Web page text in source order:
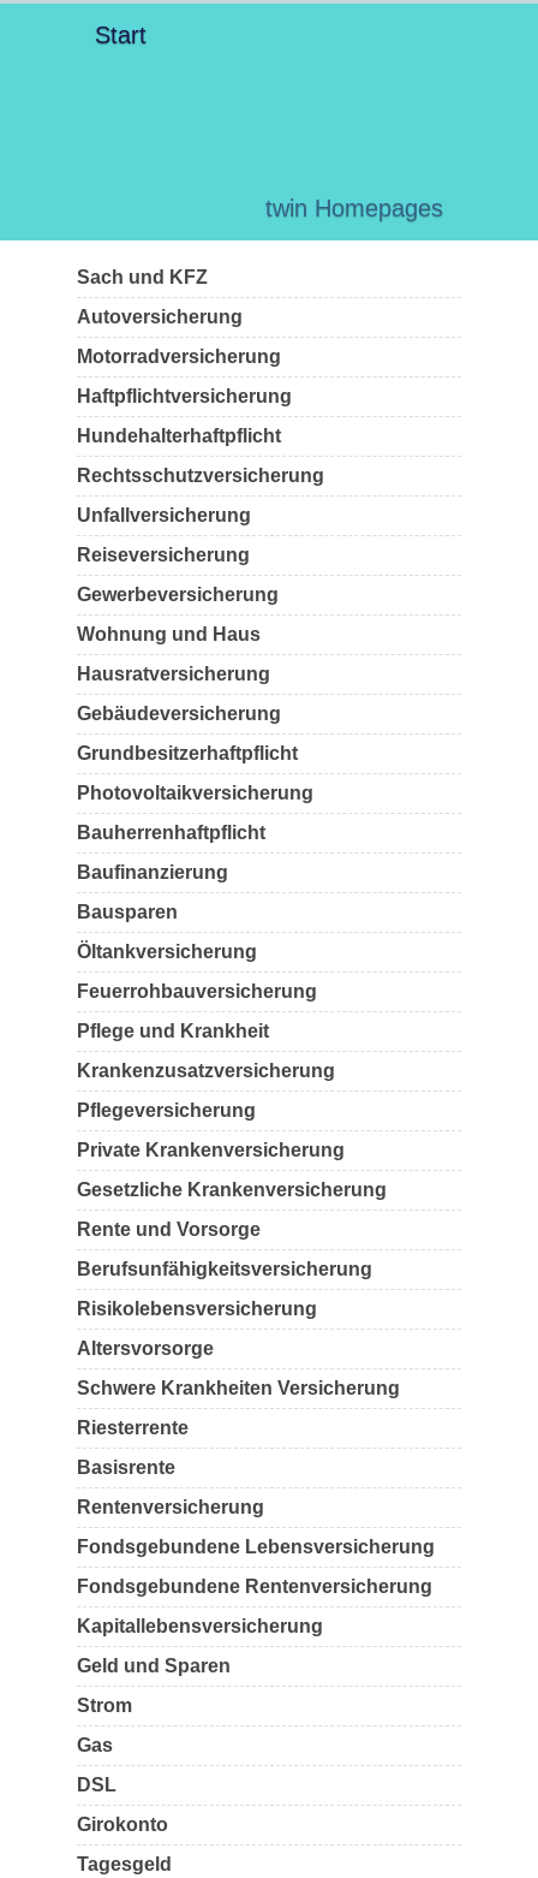
Start
twin Homepages
Sach und KFZ
Autoversicherung
Motorradversicherung
Haftpflichtversicherung
Hundehalterhaftpflicht
Rechtsschutzversicherung
Unfallversicherung
Reiseversicherung
Gewerbeversicherung
Wohnung und Haus
Hausratversicherung
Gebäudeversicherung
Grundbesitzerhaftpflicht
Photovoltaikversicherung
Bauherrenhaftpflicht
Baufinanzierung
Bausparen
Öltankversicherung
Feuerrohbauversicherung
Pflege und Krankheit
Krankenzusatzversicherung
Pflegeversicherung
Private Krankenversicherung
Gesetzliche Krankenversicherung
Rente und Vorsorge
Berufs­unfähigkeitsversicherung
Risikolebensversicherung
Altersvorsorge
Schwere Krankheiten Versicherung
Riesterrente
Basisrente
Rentenversicherung
Fondsgebundene Lebensversicherung
Fondsgebundene Rentenversicherung
Kapitallebensversicherung
Geld und Sparen
Strom
Gas
DSL
Girokonto
Tagesgeld